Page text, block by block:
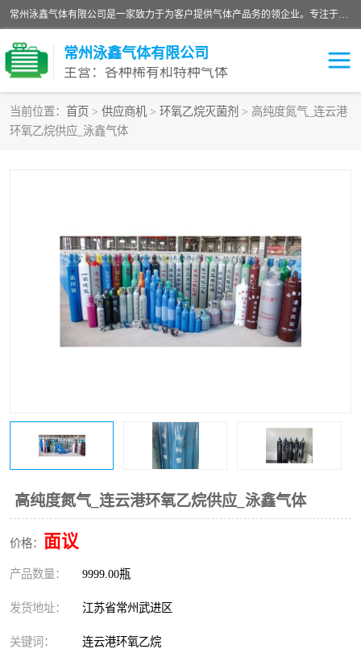
常州泳鑫气体有限公司是一家致力于为客户提供气体产品务的领企业。专注于环氧乙烷剂、环氧乙烷、高纯气体以及稀有和特种气体的研发、生产、销售和配送，产品广泛应用于医疗、电子、科研、化工、食品等多个领域。主要产品有：环氧乙烷灭菌剂，环氧乙烷，高纯氩，氮，氪，氙，氖，氘，笑，氦，氢，氧等各种稀有和特种气体。
常州泳鑫气体有限公司
主营：各种稀有和特种气体
当前位置： 首页 > 供应商机 > 环氧乙烷灭菌剂 > 高纯度氮气_连云港
环氧乙烷供应_泳鑫气体
高纯度氮气_连云港环氧乙烷供应_泳鑫气体
价格： 面议
产品数量： 9999.00瓶
发货地址： 江苏省常州武进区
关键词： 连云港环氧乙烷
高纯氦气